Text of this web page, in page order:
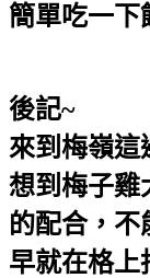
簡單吃一下
後記~
來到梅嶺這
想到梅子雞
的配合，不
早就在格上